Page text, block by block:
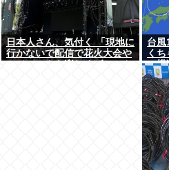
日本人さん、気付く 「現地に
行かないで配信で花火大会や
台風
く
に横